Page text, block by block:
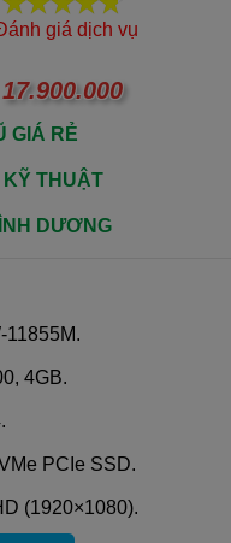
giá dịch vụ
17.900.000
GIÁ RẺ
KỸ THUẬT
DƯƠNG
11855M.
4GB.
PCIe SSD.
(1920×1080).